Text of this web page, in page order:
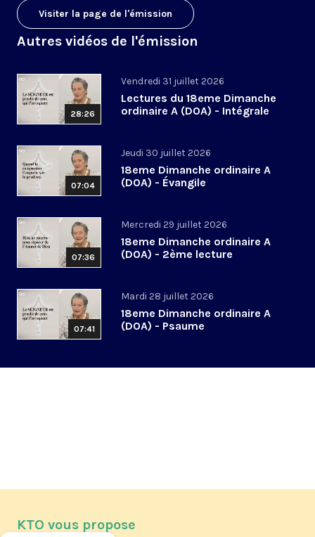
Visiter la page de l'émission
Autres vidéos de l'émission
28:26
Vendredi 31 juillet 2026
Lectures du 18eme Dimanche
ordinaire A (DOA) - Intégrale
07:04
Jeudi 30 juillet 2026
18eme Dimanche ordinaire A
(DOA) - Évangile
07:36
Mercredi 29 juillet 2026
18eme Dimanche ordinaire A
(DOA) - 2ème lecture
07:41
Mardi 28 juillet 2026
18eme Dimanche ordinaire A
(DOA) - Psaume
KTO vous propose